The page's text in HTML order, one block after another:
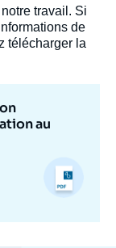
travail. Si
de
télécharger la
au
et
?